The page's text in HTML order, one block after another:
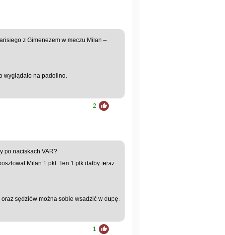
z Gimenezem w meczu Milan –
wyglądało na padolino.
2
po naciskach VAR?
Milan 1 pkt. Ten 1 ptk dałby teraz
sędziów można sobie wsadzić w dupę.
1